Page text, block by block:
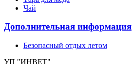
Чай
Дополнительная информация
Безопасный отдых летом
УП "ИНВЕТ"